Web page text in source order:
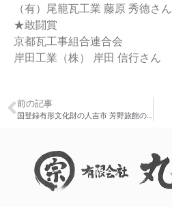
（有）尾籠瓦工業 藤原 秀徳さん
★敢闘賞
京都瓦工事組合連合会
岸田工業（株） 岸田 信行さん
前の記事